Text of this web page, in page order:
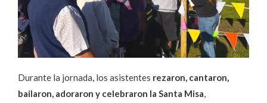
Durante la jornada, los asistentes rezaron, cantaron,
bailaron, adoraron y celebraron la Santa Misa,